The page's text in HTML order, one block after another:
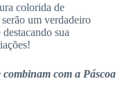
colorida de
um verdadeiro
sua
com a Páscoa